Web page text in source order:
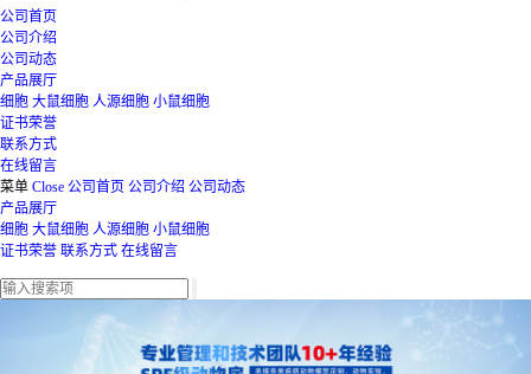
公司首页
公司介绍
公司动态
产品展厅
细胞 大鼠细胞 人源细胞 小鼠细胞
证书荣誉
联系方式
在线留言
菜单 Close 公司首页 公司介绍 公司动态
产品展厅
细胞 大鼠细胞 人源细胞 小鼠细胞
证书荣誉 联系方式 在线留言